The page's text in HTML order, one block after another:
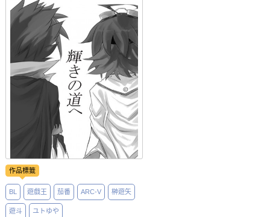
作品標籤
BL 遊戲王 茄番 ARC-V 榊遊矢
遊斗 ユトゆや